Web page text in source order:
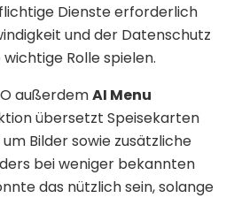
Dienste erforderlich
und der Datenschutz
Rolle spielen.
außerdemAI Menu
übersetzt Speisekarten
Bilder sowie zusätzliche
bei weniger bekannten
das nützlich sein, solange